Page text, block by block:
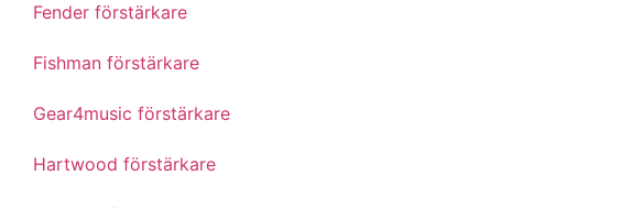
Fender förstärkare
Fishman förstärkare
Gear4music förstärkare
Hartwood förstärkare